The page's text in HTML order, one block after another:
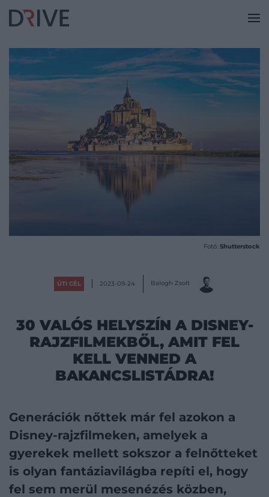
Fotó: Shutterstock
ÚTI CÉL 2023-09-24 Balogh Zsolt
30 VALÓS HELYSZÍN A DISNEY-
RAJZFILMEKBŐL, AMIT FEL
KELL VENNED A
BAKANCSLISTÁDRA!
Generációk nőttek már fel azokon a
Disney-rajzfilmeken, amelyek a
gyerekek mellett sokszor a felnőtteket
is olyan fantáziavilágba repíti el, hogy
fel sem merül mesenézés közben,